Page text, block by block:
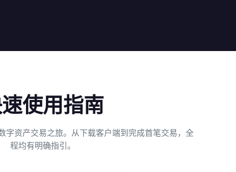
使用指南
字资产交易之旅。从下载客户端到完成首笔交易，全
程均有明确指引。